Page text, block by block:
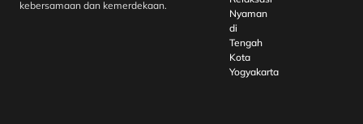
kebersamaan dan kemerdekaan.
Nyaman
di
Tengah
Kota
Yogyakarta